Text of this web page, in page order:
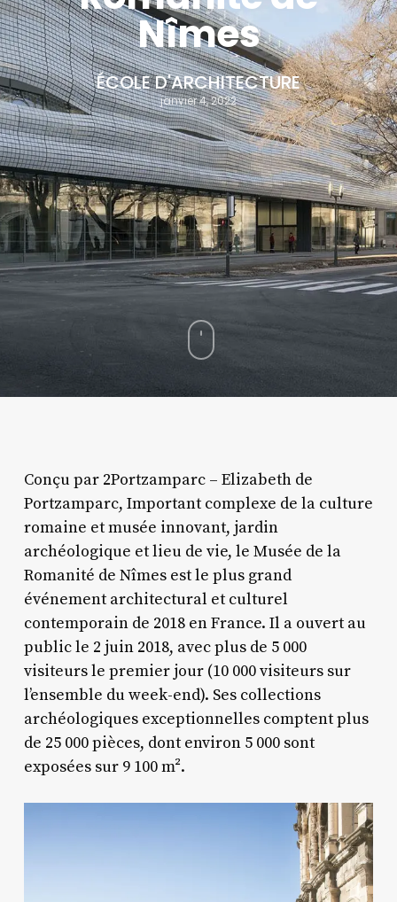
Nîmes
ÉCOLE D'ARCHITECTURE
janvier 4, 2022
Conçu par 2Portzamparc – Elizabeth de
Portzamparc, Important complexe de la culture
romaine et musée innovant, jardin
archéologique et lieu de vie, le Musée de la
Romanité de Nîmes est le plus grand
événement architectural et culturel
contemporain de 2018 en France. Il a ouvert au
public le 2 juin 2018, avec plus de 5 000
visiteurs le premier jour (10 000 visiteurs sur
l’ensemble du week-end). Ses collections
archéologiques exceptionnelles comptent plus
de 25 000 pièces, dont environ 5 000 sont
exposées sur 9 100 m².